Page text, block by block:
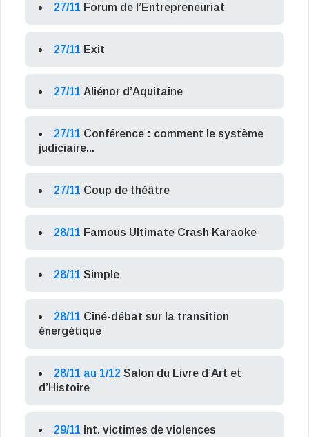
27/11 Forum de l’Entrepreneuriat
27/11 Exit
27/11 Aliénor d’Aquitaine
27/11 Conférence : comment le système
judiciaire...
27/11 Coup de théâtre
28/11 Famous Ultimate Crash Karaoke
28/11 Simple
28/11 Ciné-débat sur la transition
énergétique
28/11 au 1/12 Salon du Livre d’Art et
d’Histoire
29/11 Int. victimes de violences